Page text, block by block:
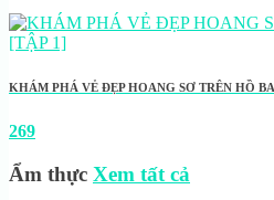
KHÁM PHÁ VẺ ĐẸP HOANG SƠ TRÊN HỒ
269
Ẩm thực Xem tất cả